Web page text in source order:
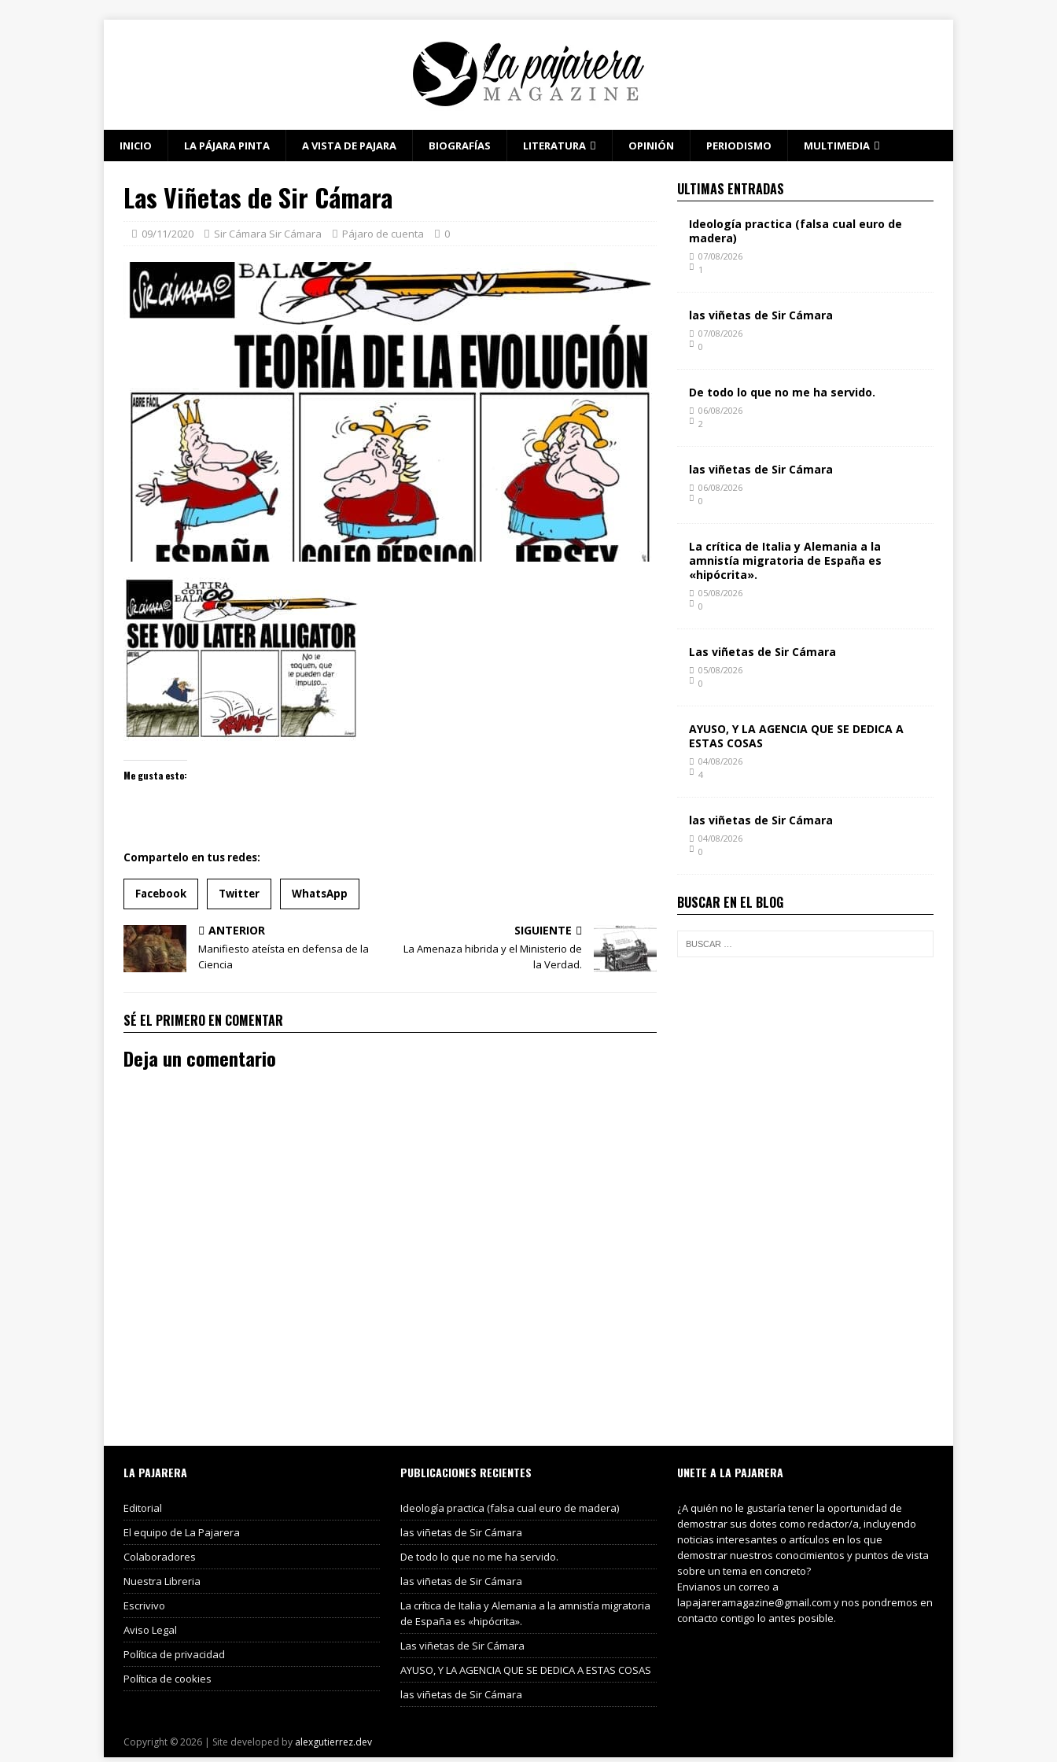
INICIO LA PÁJARA PINTA A VISTA DE PAJARA BIOGRAFÍAS LITERATURA OPINIÓN PERIODISMO MULTIMEDIA
Las Viñetas de Sir Cámara
09/11/2020 Sir Cámara Sir Cámara Pájaro de cuenta 0
Me gusta esto:
Compartelo en tus redes:
Facebook Twitter WhatsApp
ANTERIOR
Manifiesto ateísta en defensa de la
Ciencia
SIGUIENTE
La Amenaza hibrida y el Ministerio de
la Verdad.
SÉ EL PRIMERO EN COMENTAR
Deja un comentario
ULTIMAS ENTRADAS
Ideología practica (falsa cual euro de
madera)
07/08/2026
1
las viñetas de Sir Cámara
07/08/2026
0
De todo lo que no me ha servido.
06/08/2026
2
las viñetas de Sir Cámara
06/08/2026
0
La crítica de Italia y Alemania a la
amnistía migratoria de España es
«hipócrita».
05/08/2026
0
Las viñetas de Sir Cámara
05/08/2026
0
AYUSO, Y LA AGENCIA QUE SE DEDICA A
ESTAS COSAS
04/08/2026
4
las viñetas de Sir Cámara
04/08/2026
0
BUSCAR EN EL BLOG
LA PAJARERA
Editorial
El equipo de La Pajarera
Colaboradores
Nuestra Libreria
Escrivivo
Aviso Legal
Política de privacidad
Política de cookies
PUBLICACIONES RECIENTES
Ideología practica (falsa cual euro de madera)
las viñetas de Sir Cámara
De todo lo que no me ha servido.
las viñetas de Sir Cámara
La crítica de Italia y Alemania a la amnistía migratoria
de España es «hipócrita».
Las viñetas de Sir Cámara
AYUSO, Y LA AGENCIA QUE SE DEDICA A ESTAS COSAS
las viñetas de Sir Cámara
UNETE A LA PAJARERA
¿A quién no le gustaría tener la oportunidad de
demostrar sus dotes como redactor/a, incluyendo
noticias interesantes o artículos en los que
demostrar nuestros conocimientos y puntos de vista
sobre un tema en concreto?
Envianos un correo a
lapajareramagazine@gmail.com y nos pondremos en
contacto contigo lo antes posible.
Copyright © 2026 | Site developed by alexgutierrez.dev